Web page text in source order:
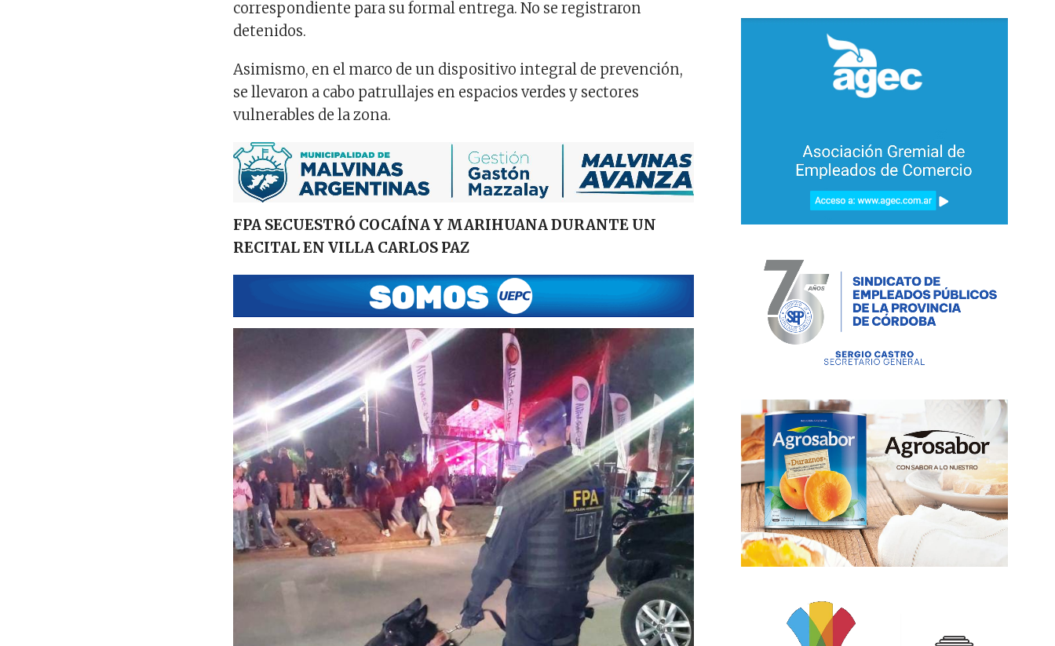
correspondiente para su formal entrega. No se registraron
detenidos.
Asimismo, en el marco de un dispositivo integral de prevención,
se llevaron a cabo patrullajes en espacios verdes y sectores
vulnerables de la zona.
FPA SECUESTRÓ COCAÍNA Y MARIHUANA DURANTE UN
RECITAL EN VILLA CARLOS PAZ